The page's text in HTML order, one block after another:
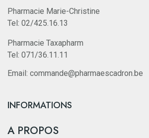
Pharmacie Marie-Christine
Tel: 02/425.16.13
Pharmacie Taxapharm
Tel: 071/36.11.11
Email: commande@pharmaescadron.be
INFORMATIONS
A PROPOS